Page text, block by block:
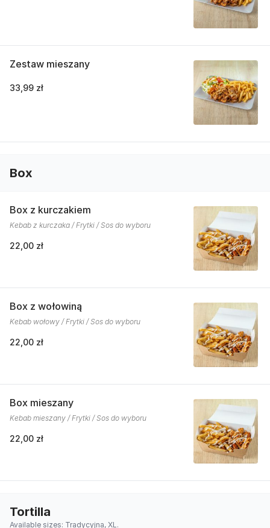
Zestaw mieszany
33,99 zł
Box
Box z kurczakiem
Kebab z kurczaka / Frytki / Sos do wyboru
22,00 zł
Box z wołowiną
Kebab wołowy / Frytki / Sos do wyboru
22,00 zł
Box mieszany
Kebab mieszany / Frytki / Sos do wyboru
22,00 zł
Tortilla
Available sizes: Tradycyjna, XL.